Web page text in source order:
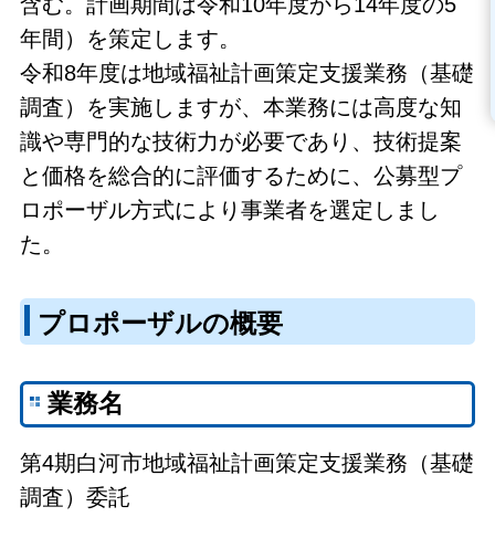
年間）を策定します。
令和8年度は地域福祉計画策定支援業務（基礎
調査）を実施しますが、本業務には高度な知
識や専門的な技術力が必要であり、技術提案
と価格を総合的に評価するために、公募型プ
ロポーザル方式により事業者を選定しまし
た。
プロポーザルの概要
業務名
第4期白河市地域福祉計画策定支援業務（基礎
調査）委託